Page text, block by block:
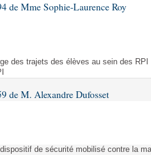
de Mme Sophie-Laurence Roy
des trajets des élèves au sein des
de M. Alexandre Dufosset
de sécurité mobilisé contre la